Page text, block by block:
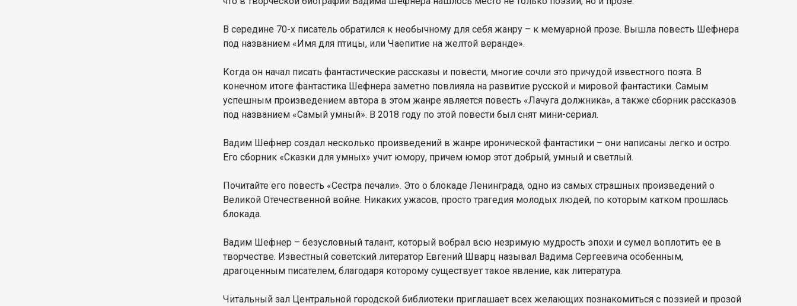
В середине 70-х писатель обратился к необычному для себя жанру – к мемуарной прозе. Вышла повесть Шефнера
под названием «Имя для птицы, или Чаепитие на желтой веранде».
Когда он начал писать фантастические рассказы и повести, многие сочли это причудой известного поэта. В
конечном итоге фантастика Шефнера заметно повлияла на развитие русской и мировой фантастики. Самым
успешным произведением автора в этом жанре является повесть «Лачуга должника», а также сборник рассказов
под названием «Самый умный». В 2018 году по этой повести был снят мини-сериал.
Вадим Шефнер создал несколько произведений в жанре иронической фантастики – они написаны легко и остро.
Его сборник «Сказки для умных» учит юмору, причем юмор этот добрый, умный и светлый.
Почитайте его повесть «Сестра печали». Это о блокаде Ленинграда, одно из самых страшных произведений о
Великой Отечественной войне. Никаких ужасов, просто трагедия молодых людей, по которым катком прошлась
блокада.
Вадим Шефнер – безусловный талант, который вобрал всю незримую мудрость эпохи и сумел воплотить ее в
творчестве. Известный советский литератор Евгений Шварц называл Вадима Сергеевича особенным,
драгоценным писателем, благодаря которому существует такое явление, как литература.
Читальный зал Центральной городской библиотеки приглашает всех желающих познакомиться с поэзией и прозой